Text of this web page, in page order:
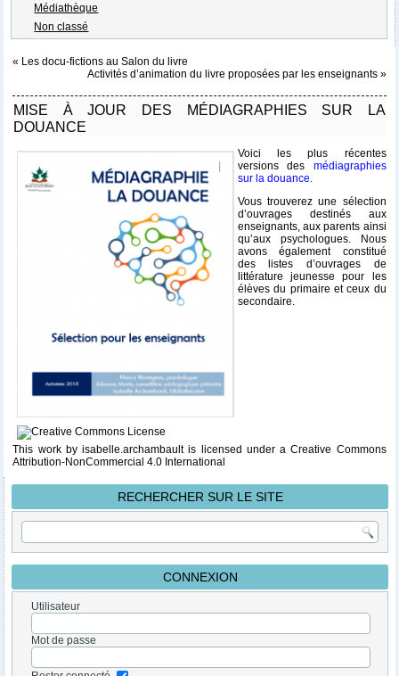
Médiathèque
Non classé
« Les docu-fictions au Salon du livre
Activités d’animation du livre proposées par les enseignants»
MISE À JOUR DES MÉDIAGRAPHIES SUR LA
DOUANCE
Voici les plus récentes
versions des médiagraphies
sur la douance.
Vous trouverez une sélection
d’ouvrages destinés aux
enseignants, aux parents ainsi
qu’aux psychologues. Nous
avons également constitué
des listes d’ouvrages de
littérature jeunesse pour les
élèves du primaire et ceux du
secondaire.
This workbyisabelle.archambaultis licensed under aCreative Commons
Attribution-NonCommercial 4.0 International
RECHERCHER SUR LE SITE
CONNEXION
Utilisateur
Mot de passe